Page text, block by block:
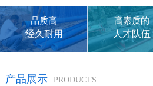
品质高
经久耐用
高素质的
人才队伍
产品展示 PRODUCTS